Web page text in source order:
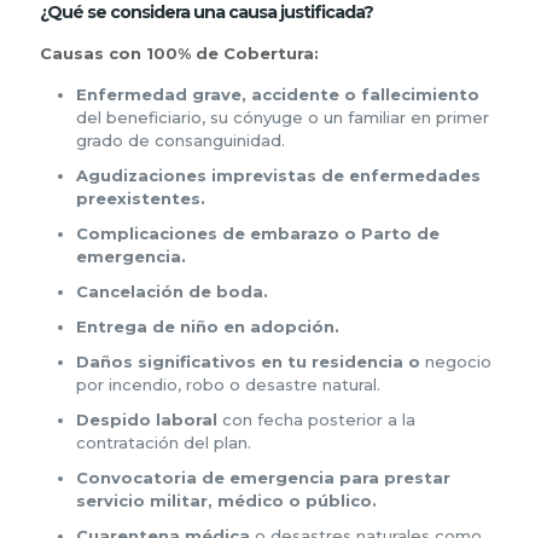
¿Qué se considera una causa justificada?
Causas con 100% de Cobertura:
Enfermedad grave, accidente o fallecimiento
del beneficiario, su cónyuge o un familiar en primer
grado de consanguinidad.
Agudizaciones imprevistas de enfermedades
preexistentes.
Complicaciones de embarazo o Parto de
emergencia.
Cancelación de boda.
Entrega de niño en adopción.
Daños significativos en tu residencia o negocio
por incendio, robo o desastre natural.
Despido laboral con fecha posterior a la
contratación del plan.
Convocatoria de emergencia para prestar
servicio militar, médico o público.